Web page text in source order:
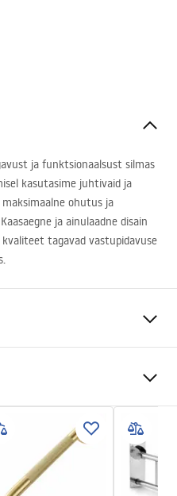
ja funktsionaalsust silmas
kasutasime juhtivaid ja
ohutus ja
ja ainulaadne disain
tagavad vastupidavuse
Ühehoovaga
Avatud
840mm